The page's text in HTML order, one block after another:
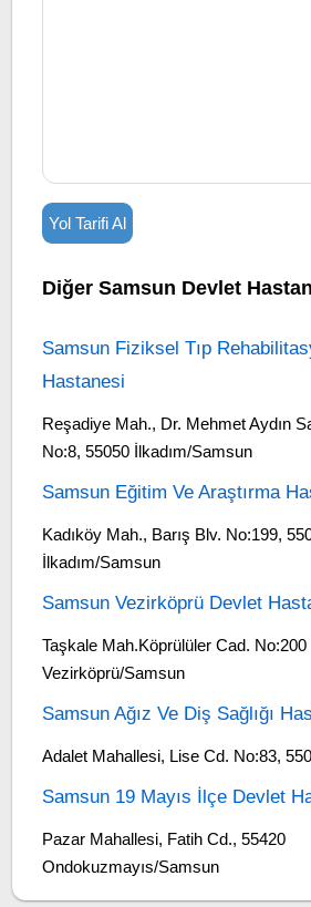
Yol Tarifi Al
Diğer Samsun Devlet
Samsun Fiziksel Tıp
Hastanesi
Reşadiye Mah., Dr. Mehmet Aydın
No:8, 55050 İlkadım/Samsun
Samsun Eğitim Ve Araştırma
Kadıköy Mah., Barış Blv. No:199,
İlkadım/Samsun
Samsun Vezirköprü Devlet
Taşkale Mah.Köprülüler Cad. No:200
Vezirköprü/Samsun
Samsun Ağız Ve Diş Sağlığı
Adalet Mahallesi, Lise Cd. No:83,
Samsun 19 Mayıs İlçe Devlet
Pazar Mahallesi, Fatih Cd., 55420
Ondokuzmayıs/Samsun